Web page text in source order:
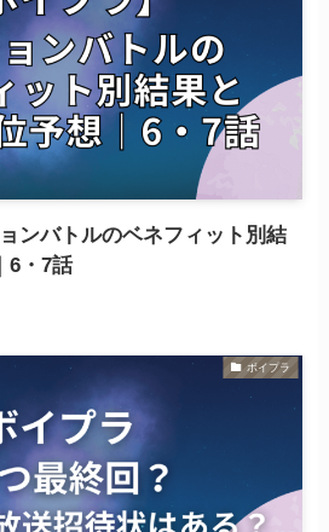
ンバトルのベネフィット別結
6・7話
ボイプラ